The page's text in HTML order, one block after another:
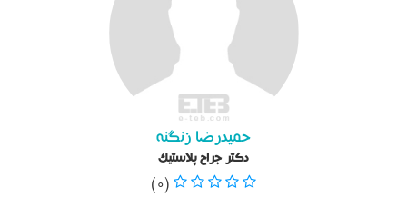
ثبت نام
دایرکتوری کاربر
درباره ما
روانشناسان و روانپزشکان
لیست قیمت ها
مطالب
حمیدرضا زنگنه
دکتر جراح پلاستیک
(0)